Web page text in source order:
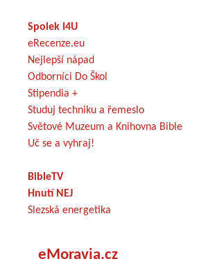
Spolek I4U
eRecenze.eu
Nejlepší nápad
Odborníci Do Škol
Stipendia +
Studuj techniku a řemeslo
Světové Muzeum a Knihovna Bible
Uč se a vyhraj!
BibleTV
Hnutí NEJ
Slezská energetika
eMoravia.cz